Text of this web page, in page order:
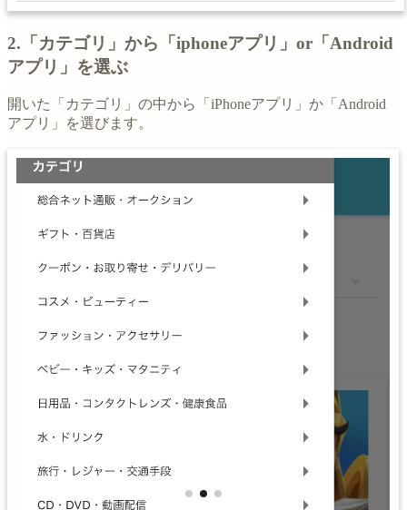
2.「カテゴリ」から「iphoneアプリ」or「Android
アプリ」を選ぶ
開いた「カテゴリ」の中から「iPhoneアプリ」か「Android
アプリ」を選びます。